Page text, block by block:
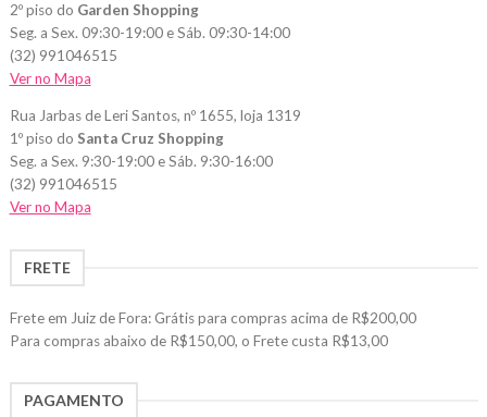
2º piso do Garden Shopping
Seg. a Sex. 09:30-19:00 e Sáb. 09:30-14:00
(32) 991046515
Ver no Mapa
Rua Jarbas de Leri Santos, nº 1655, loja 1319
1º piso do Santa Cruz Shopping
Seg. a Sex. 9:30-19:00 e Sáb. 9:30-16:00
(32) 991046515
Ver no Mapa
FRETE
Frete em Juiz de Fora: Grátis para compras acima de R$200,00
Para compras abaixo de R$150,00, o Frete custa R$13,00
PAGAMENTO